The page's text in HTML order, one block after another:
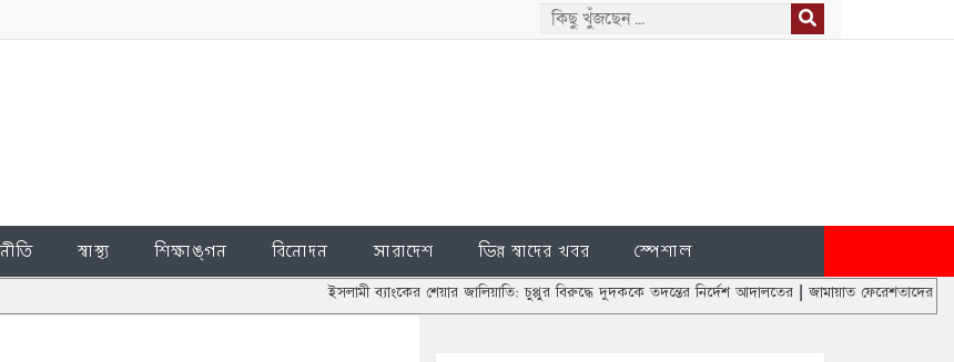
স্বাস্থ্য শিক্ষাঙ্গন বিনোদন সারাদেশ ভিন্ন স্বাদের খবর স্পেশাল
ইসলামী ব্যাংকের শেয়ার জালিয়াতি: চুপ্পুর বিরুদ্ধে দুদককে তদন্তের নির্দেশ আদালতের|জামায়াত ফেরেশতাদের দল নয়, আমরাও